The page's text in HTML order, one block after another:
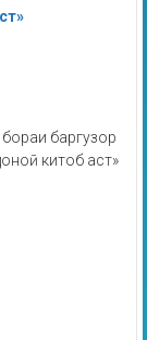
баргузор
китоб аст»